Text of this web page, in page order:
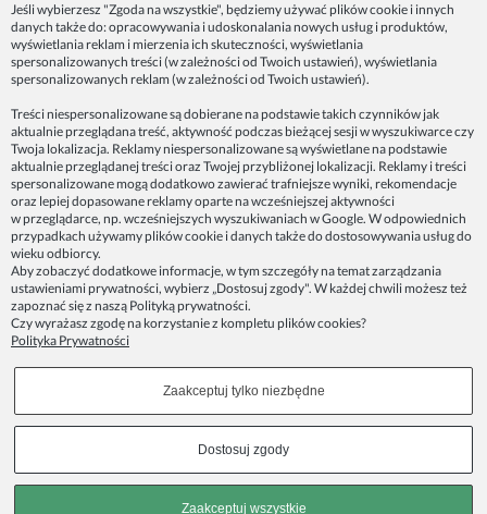
ZAINSPIRUJ SIĘ!
Dane firmy:
Spoko Motyw, Małgorzata Nowak-Staszak
ul. Skowronia 3D/4, 30-650 Kraków
NIP 7343314687
telefon: 512821491
e-mail:kontakt@spoko-motyw.pl
konto do wpłat przelewem:
92 1140 2004 0000 3202 7758 0405
Punkt odbioru zamówień:
Pracownia Spoko Motyw
budynku), 30-415 Kraków
Dołącz do nas w mediach społecznościowych!
Copyrights © 2023 - SPOKO-MOTYW.PL
Jeśli wybierzesz "Zgoda na wszystkie", będziemy używać plików cookie i innych
danych także do: opracowywania i udoskonalania nowych usług i produktów,
wyświetlania reklam i mierzenia ich skuteczności, wyświetlania
spersonalizowanych treści (w zależności od Twoich ustawień), wyświetlania
spersonalizowanych reklam (w zależności od Twoich ustawień).
Treści niespersonalizowane są dobierane na podstawie takich czynników jak
aktualnie przeglądana treść, aktywność podczas bieżącej sesji w wyszukiwarce czy
Twoja lokalizacja. Reklamy niespersonalizowane są wyświetlane na podstawie
aktualnie przeglądanej treści oraz Twojej przybliżonej lokalizacji. Reklamy i treści
spersonalizowane mogą dodatkowo zawierać trafniejsze wyniki, rekomendacje
oraz lepiej dopasowane reklamy oparte na wcześniejszej aktywności
w przeglądarce, np. wcześniejszych wyszukiwaniach w Google. W odpowiednich
przypadkach używamy plików cookie i danych także do dostosowywania usług do
wieku odbiorcy.
Aby zobaczyć dodatkowe informacje, w tym szczegóły na temat zarządzania
ustawieniami prywatności, wybierz „Dostosuj zgody". W każdej chwili możesz też
zapoznać się z naszą Polityką prywatności.
Czy wyrażasz zgodę na korzystanie z kompletu plików cookies?
Polityka Prywatności
Zaakceptuj tylko niezbędne
Dostosuj zgody
Zaakceptuj wszystkie